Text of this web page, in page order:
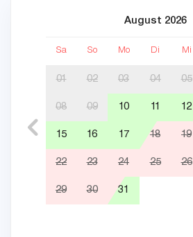
August 2026
Sa So Mo Di Mi
01 02 03 04 05
08 09 10 11 12
15 16 17 18 19
22 23 24 25 26
29 30 31